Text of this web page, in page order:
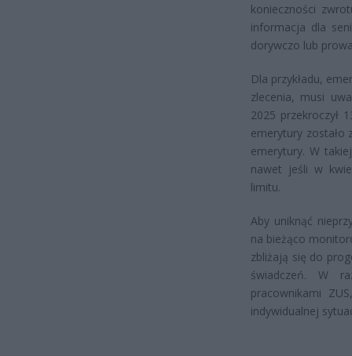
konieczności
informacja dla
dorywczo lub
Dla przykładu,
zlecenia, musi
2025 przekroczył
emerytury zostało
emerytury. W
nawet jeśli w
limitu.
Aby uniknąć
na bieżąco
zbliżają się do
świadczeń. W
pracownikami
indywidualnej